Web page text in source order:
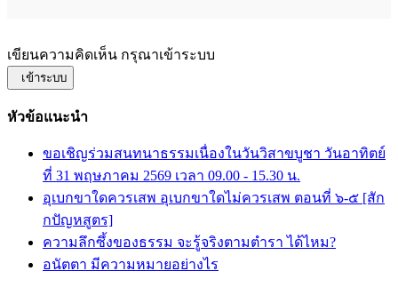
เขียนความคิดเห็น กรุณาเข้าระบบ
เข้าระบบ
หัวข้อแนะนำ
ขอเชิญร่วมสนทนาธรรมเนื่องในวันวิสาขบูชา วันอาทิตย์
ที่ 31 พฤษภาคม 2569 เวลา 09.00 - 15.30 น.
อุเบกขาใดควรเสพ อุเบกขาใดไม่ควรเสพ ตอนที่ ๖-๕ [สัก
กปัญหสูตร]
ความลึกซึ้งของธรรม จะรู้จริงตามตำรา ได้ไหม?
อนัตตา มีความหมายอย่างไร